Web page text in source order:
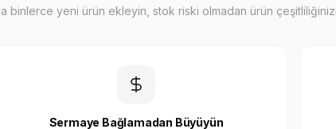
binlerce yeni ürün ekleyin, stok riski olmadan ürün çeşitliliğinizi
Sermaye Bağlamadan Büyüyün